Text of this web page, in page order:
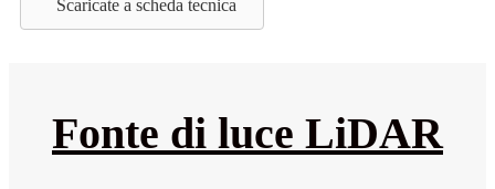
Scaricate a scheda tecnica
Fonte di luce LiDAR